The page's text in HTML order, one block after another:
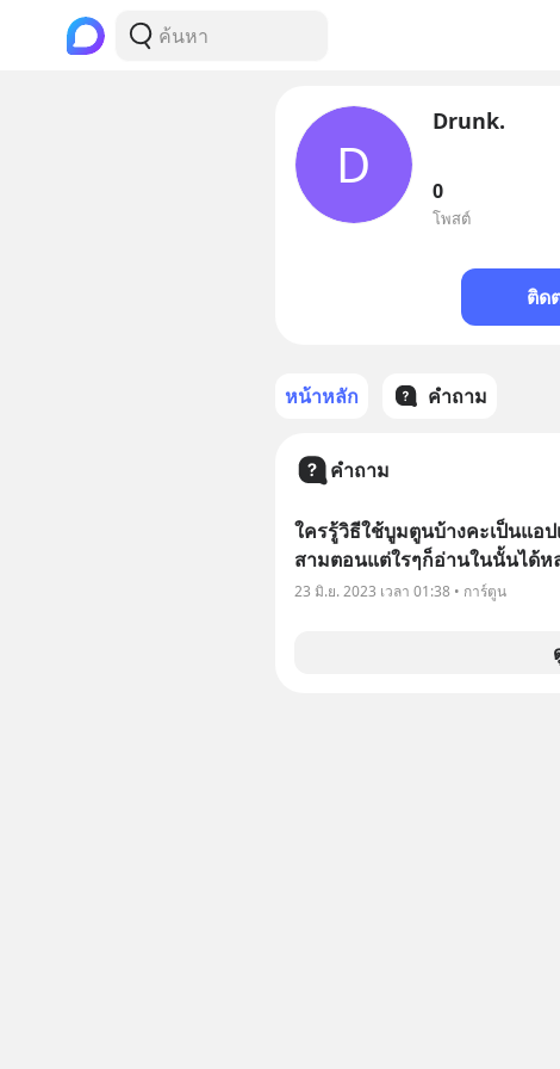
D
Drunk.
0
โพสต์
ติด
หน้าหลัก คำถาม
คำถาม
ใครรู้วิธีใช้บูมตูนบ้างคะเป็นแอ
สามตอนแต่ใรๆก็อ่านในนั้นได้ห
23 มิ.ย. 2023 เวลา 01:38 • การ์ตูน